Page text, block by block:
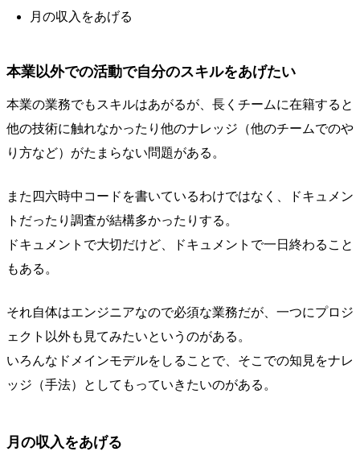
月の収入をあげる
本業以外での活動で自分のスキルをあげたい
本業の業務でもスキルはあがるが、長くチームに在籍すると
他の技術に触れなかったり他のナレッジ（他のチームでのや
り方など）がたまらない問題がある。
また四六時中コードを書いているわけではなく、ドキュメン
トだったり調査が結構多かったりする。
ドキュメントで大切だけど、ドキュメントで一日終わること
もある。
それ自体はエンジニアなので必須な業務だが、一つにプロジ
ェクト以外も見てみたいというのがある。
いろんなドメインモデルをしることで、そこでの知見をナレ
ッジ（手法）としてもっていきたいのがある。
月の収入をあげる